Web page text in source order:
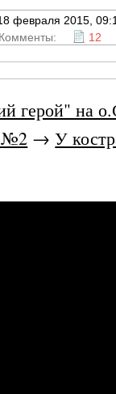
февраля 2015,
12
герой" на
№2 →У